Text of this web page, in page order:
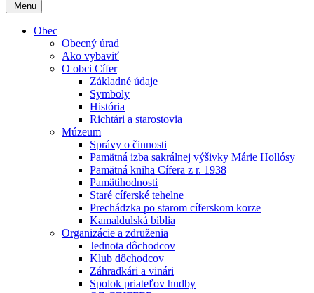
Menu
Obec
Obecný úrad
Ako vybaviť
O obci Cífer
Základné údaje
Symboly
História
Richtári a starostovia
Múzeum
Správy o činnosti
Pamätná izba sakrálnej výšivky Márie Hollósy
Pamätná kniha Cífera z r. 1938
Pamätihodnosti
Staré cíferské tehelne
Prechádzka po starom cíferskom korze
Kamaldulská biblia
Organizácie a združenia
Jednota dôchodcov
Klub dôchodcov
Záhradkári a vinári
Spolok priateľov hudby